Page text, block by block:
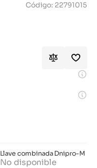
Código: 22791015
Llave combinada Dnipro-M
No disponible